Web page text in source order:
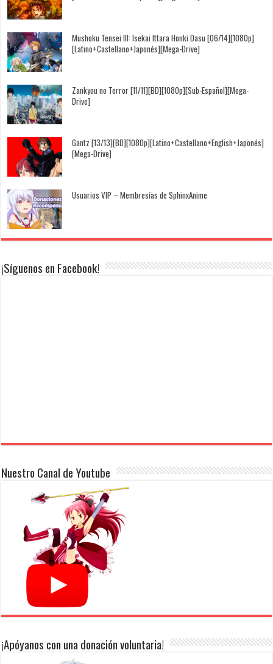
Mushoku Tensei III: Isekai Ittara Honki Dasu [06/14][1080p]
[Latino+Castellano+Japonés][Mega-Drive]
Zankyou no Terror [11/11][BD][1080p][Sub-Español][Mega-
Drive]
Gantz [13/13][BD][1080p][Latino+Castellano+English+Japonés]
[Mega-Drive]
Usuarios VIP – Membresías de SphinxAnime
¡Síguenos en Facebook!
Nuestro Canal de Youtube
¡Apóyanos con una donación voluntaria!